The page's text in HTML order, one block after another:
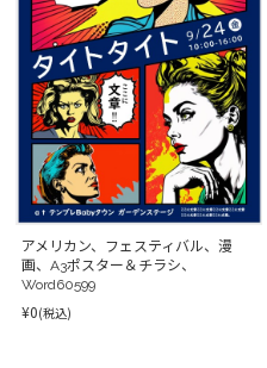
アメリカン、フェスティバル、漫
画、A3ポスター＆チラシ、
Word60599
¥0(税込)